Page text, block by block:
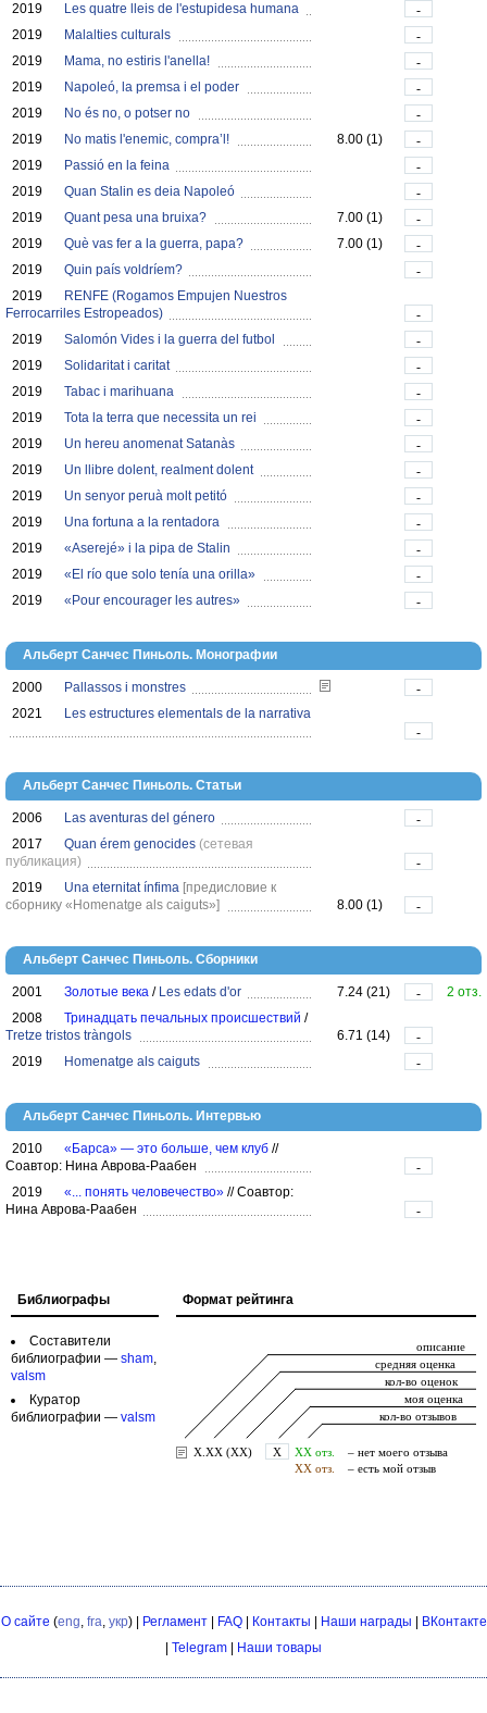
2019
Les quatre lleis de l'estupidesa humana
-
2019
Malalties culturals
-
2019
Mama, no estiris l'anella!
-
2019
Napoleó, la premsa i el poder
-
2019
No és no, o potser no
-
2019
No matis l'enemic, compra’l! 8.00 (1)
-
2019
Passió en la feina
-
2019
Quan Stalin es deia Napoleó
-
2019
Quant pesa una bruixa? 7.00 (1)
-
2019
Què vas fer a la guerra, papa? 7.00 (1)
-
2019
Quin país voldríem?
-
2019
RENFE (Rogamos Empujen Nuestros
Ferrocarriles Estropeados)
-
2019
Salomón Vides i la guerra del futbol
-
2019
Solidaritat i caritat
-
2019
Tabac i marihuana
-
2019
Tota la terra que necessita un rei
-
2019
Un hereu anomenat Satanàs
-
2019
Un llibre dolent, realment dolent
-
2019
Un senyor peruà molt petitó
-
2019
Una fortuna a la rentadora
-
2019
«Aserejé» i la pipa de Stalin
-
2019
«El río que solo tenía una orilla»
-
2019
«Pour encourager les autres» -
Альберт Санчес Пиньоль. Монографии
2000 Pallassos i monstres
-
2021
Les estructures elementals de la narrativa
-
Альберт Санчес Пиньоль. Статьи
2006 Las aventuras del género
-
2017
Quan érem genocides (сетевая
публикация)
-
2019
Una eternitat ínfima [предисловие к
сборнику «Homenatge als caiguts»]
8.00 (1) -
Альберт Санчес Пиньоль. Сборники
2001 Золотые века / Les edats d'or 7.24 (21) -
2 отз.
2008
Тринадцать печальных происшествий /
Tretze tristos tràngols
6.71 (14)
-
2019
Homenatge als caiguts -
Альберт Санчес Пиньоль. Интервью
2010 «Барса» — это больше, чем клуб //
Соавтор: Нина Аврова-Раабен
-
2019
«... понять человечество» //Соавтор:
Нина Аврова-Раабен
-
Формат рейтинга
Библиографы
Составители
библиографии — sham,
valsm
Куратор
библиографии — valsm
О сайте (eng, fra, укр) | Регламент| FAQ| Контакты Наши награды
ВКонтакте
Telegram Наши товары